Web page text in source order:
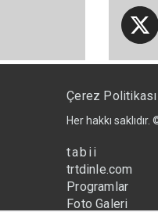
Çerez Politikası
Her hakkı
tabii
trtdinle.com
Programlar
Foto Galeri